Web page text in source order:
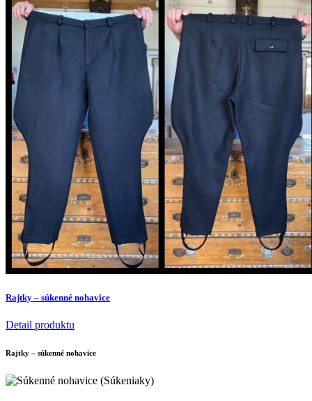
Rajtky – súkenné nohavice
Detail produktu
Rajtky – súkenné nohavice